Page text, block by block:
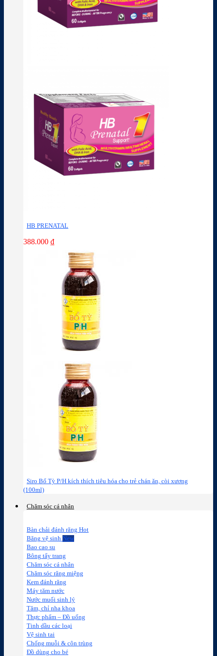
HB PRENATAL
388.000 ₫
Siro Bổ Tỳ P/H kích thích tiêu hóa cho trẻ chán ăn, còi xương
(100ml)
Chăm sóc cá nhân
Bàn chải đánh răng
Băng vệ sinh
Bao cao su
Bông tẩy trang
Chăm sóc cá nhân
Chăm sóc răng miệng
Kem đánh răng
Máy tăm nước
Nước muối sinh lý
Tăm, chỉ nha khoa
Thực phẩm – Đồ uống
Tinh dầu các loại
Vệ sinh tai
Chống muỗi & côn trùng
Đồ dùng cho bé